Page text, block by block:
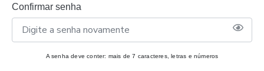
Confirmar senha
A senha deve conter: mais de 7 caracteres, letras e números